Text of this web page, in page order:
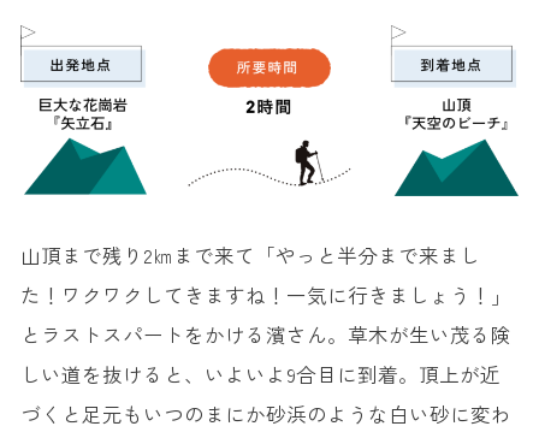
山頂まで残り2㎞まで来て「やっと半分まで来まし
た！ワクワクしてきますね！一気に行きましょう！」
とラストスパートをかける濱さん。草木が生い茂る険
しい道を抜けると、いよいよ9合目に到着。頂上が近
づくと足元もいつのまにか砂浜のような白い砂に変わ